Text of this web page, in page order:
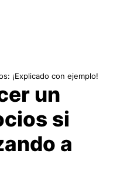
¡Explicado con ejemplo!
un
si
a